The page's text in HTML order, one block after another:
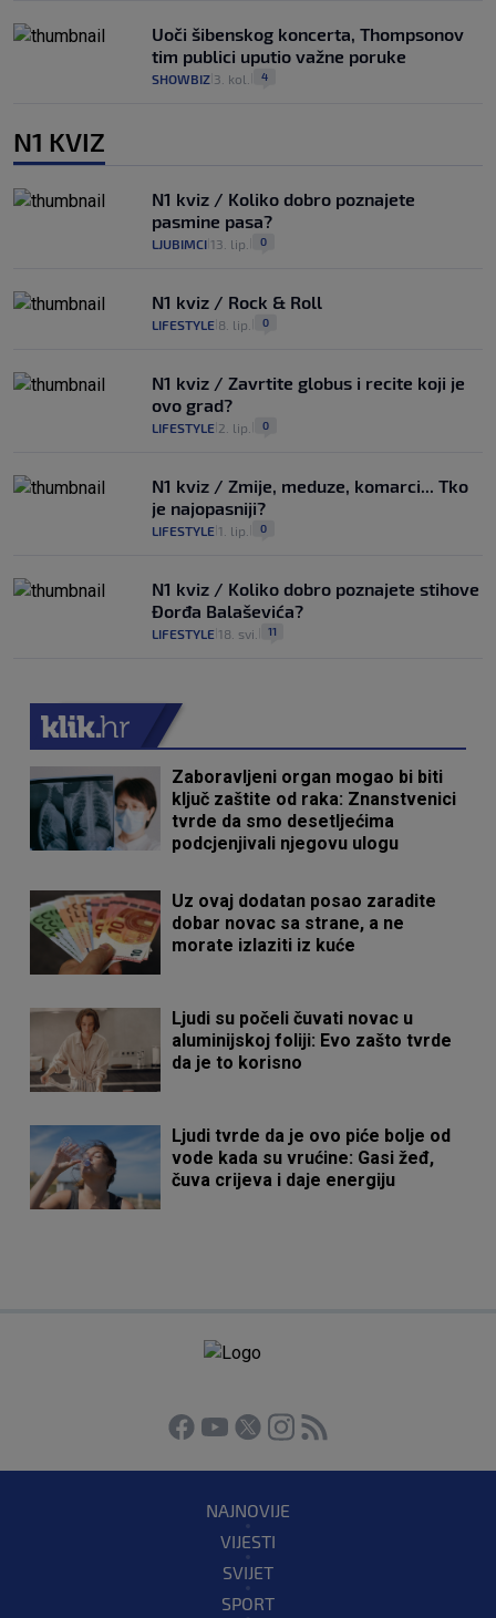
Uoči šibenskog koncerta, Thompsonov
tim publici uputio važne poruke
SHOWBIZ 3. kol. 4
N1 KVIZ
N1 kviz / Koliko dobro poznajete
pasmine pasa?
LJUBIMCI 13. lip. 0
N1 kviz / Rock & Roll
LIFESTYLE 8. lip. 0
N1 kviz / Zavrtite globus i recite koji je
ovo grad?
LIFESTYLE 2. lip. 0
N1 kviz / Zmije, meduze, komarci... Tko
je najopasniji?
LIFESTYLE 1. lip. 0
N1 kviz / Koliko dobro poznajete stihove
Đorđa Balaševića?
LIFESTYLE 18. svi. 11
Zaboravljeni organ mogao bi biti
ključ zaštite od raka: Znanstvenici
tvrde da smo desetljećima
podcjenjivali njegovu ulogu
Uz ovaj dodatan posao zaradite
dobar novac sa strane, a ne
morate izlaziti iz kuće
Ljudi su počeli čuvati novac u
aluminijskoj foliji: Evo zašto tvrde
da je to korisno
Ljudi tvrde da je ovo piće bolje od
vode kada su vrućine: Gasi žeđ,
čuva crijeva i daje energiju
NAJNOVIJE
VIJESTI
SVIJET
SPORT